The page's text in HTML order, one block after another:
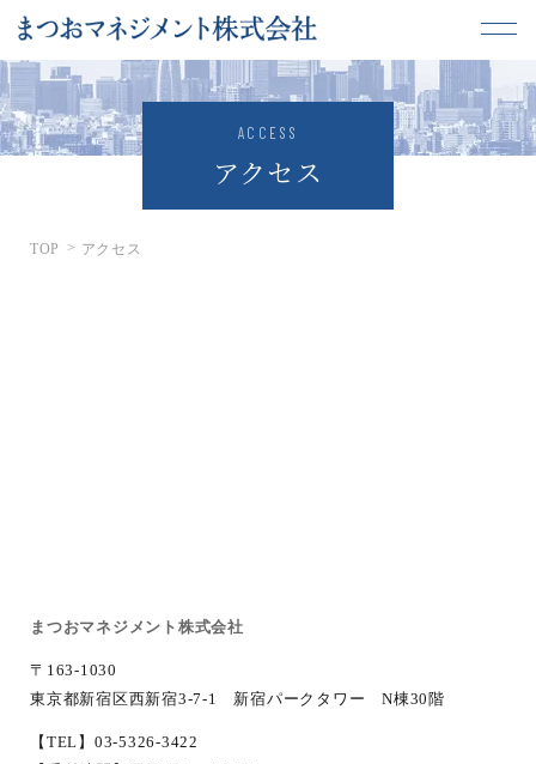
ACCESS
アクセス
TOP アクセス
まつおマネジメント株式会社
〒163-1030
東京都新宿区西新宿3-7-1 新宿パークタワー N棟30階
【TEL】03-5326-3422